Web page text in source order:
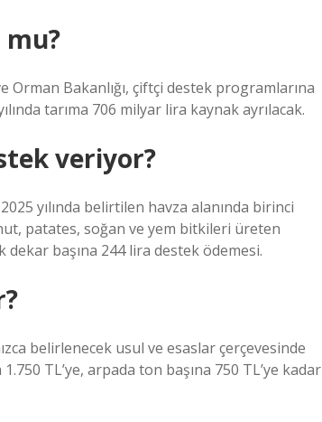
mu?
Orman Bakanlığı, çiftçi destek programlarına
tarıma 706 milyar lira kaynak ayrılacak.
veriyor?
yılında belirtilen havza alanında birinci
patates, soğan ve yem bitkileri üreten
başına 244 lira destek ödemesi.
belirlenecek usul ve esaslar çerçevesinde
TL’ye, arpada ton başına 750 TL’ye kadar